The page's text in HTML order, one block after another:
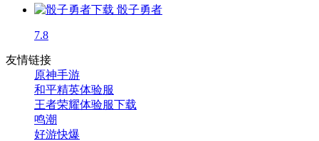
骰子勇者
7.8
友情链接
原神手游
和平精英体验服
王者荣耀体验服下载
鸣潮
好游快爆